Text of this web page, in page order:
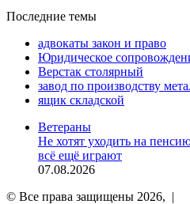
Последние темы
адвокаты закон и право
Юридическое
Верстак столярный
завод по производству
ящик складской
Ветераны
Не хотят уходить на
всё ещё играют
07.08.2026
© Все права защищены 2026, |